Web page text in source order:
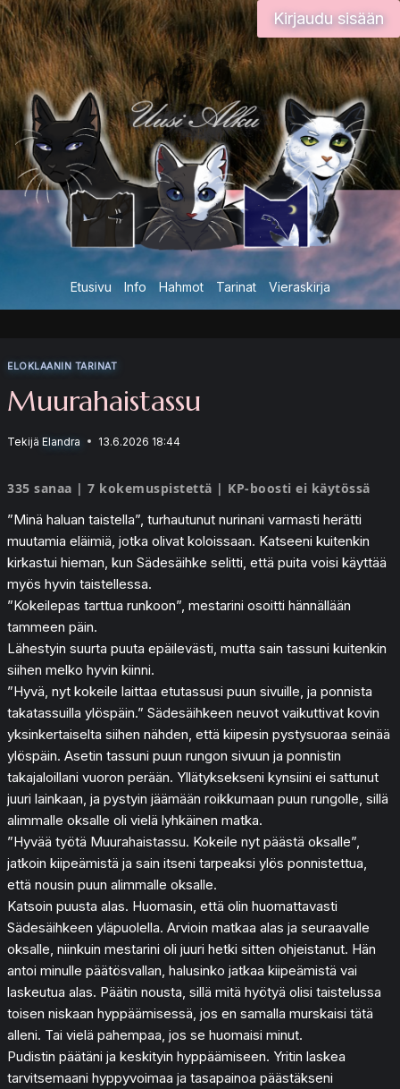
Siirry
sisältöön
Kirjaudu sisään
Etusivu Info Hahmot Tarinat Vieraskirja
ELOKLAANIN TARINAT
Muurahaistassu
Tekijä Elandra 13.6.2026 18:44
335 sanaa | 7 kokemuspistettä | KP-boosti ei käytössä
”Minä haluan taistella”, turhautunut nurinani varmasti herätti
muutamia eläimiä, jotka olivat koloissaan. Katseeni kuitenkin
kirkastui hieman, kun Sädesäihke selitti, että puita voisi käyttää
myös hyvin taistellessa.
”Kokeilepas tarttua runkoon”, mestarini osoitti hännällään
tammeen päin.
Lähestyin suurta puuta epäilevästi, mutta sain tassuni kuitenkin
siihen melko hyvin kiinni.
”Hyvä, nyt kokeile laittaa etutassusi puun sivuille, ja ponnista
takatassuilla ylöspäin.” Sädesäihkeen neuvot vaikuttivat kovin
yksinkertaiselta siihen nähden, että kiipesin pystysuoraa seinää
ylöspäin. Asetin tassuni puun rungon sivuun ja ponnistin
takajaloillani vuoron perään. Yllätyksekseni kynsiini ei sattunut
juuri lainkaan, ja pystyin jäämään roikkumaan puun rungolle, sillä
alimmalle oksalle oli vielä lyhkäinen matka.
”Hyvää työtä Muurahaistassu. Kokeile nyt päästä oksalle”,
jatkoin kiipeämistä ja sain itseni tarpeaksi ylös ponnistettua,
että nousin puun alimmalle oksalle.
Katsoin puusta alas. Huomasin, että olin huomattavasti
Sädesäihkeen yläpuolella. Arvioin matkaa alas ja seuraavalle
oksalle, niinkuin mestarini oli juuri hetki sitten ohjeistanut. Hän
antoi minulle päätösvallan, halusinko jatkaa kiipeämistä vai
laskeutua alas. Päätin nousta, sillä mitä hyötyä olisi taistelussa
toisen niskaan hyppäämisessä, jos en samalla murskaisi tätä
alleni. Tai vielä pahempaa, jos se huomaisi minut.
Pudistin päätäni ja keskityin hyppäämiseen. Yritin laskea
tarvitsemaani hyppyvoimaa ja tasapainoa päästäkseni